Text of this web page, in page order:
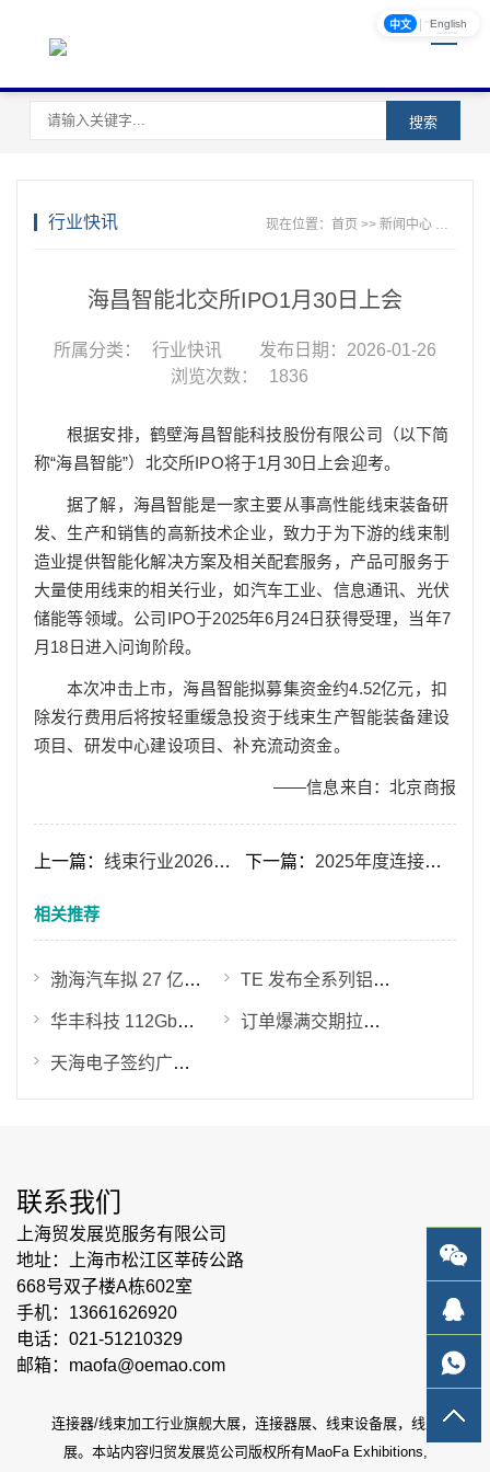
中文 | English
搜索
行业快讯 现在位置：首页 >>新闻中心
海昌智能北交所IPO1月30日上会
所属分类： 行业快讯
发布日期：2026-01-26
浏览次数：
1836
根据安排，鹤壁海昌智能科技股份有限公司（以下简
称“海昌智能”）北交所IPO将于1月30日上会迎考。
据了解，海昌智能是一家主要从事高性能线束装备研
发、生产和销售的高新技术企业，致力于为下游的线束制
造业提供智能化解决方案及相关配套服务，产品可服务于
大量使用线束的相关行业，如汽车工业、信息通讯、光伏
储能等领域。公司IPO于2025年6月24日获得受理，当年7
月18日进入问询阶段。
本次冲击上市，海昌智能拟募集资金约4.52亿元，扣
除发行费用后将按轻重缓急投资于线束生产智能装备建设
项目、研发中心建设项目、补充流动资金。
——信息来自：北京商报
上一篇： 线束行业2026年迎双重风口：从“工业脉络”到高增长核心赛道 下一篇： 2025年度连接器行业关键事件全景梳理
相关推荐
渤海汽车拟 27 亿元收购莱尼线束等核心股权 加码新能源线束与零部件一体化布局 TE 发布全系列铝代铜高压连接器 加速 800V 轻量化规模化落地
华丰科技 112Gbps 高速连接器实现量产交付 224Gbps 产品验证提速 订单爆满交期拉长！800V 高压线束迎来行业紧缺潮，ICH 深圳展助力产业链破局
天海电子签约广州花都汽车连接器生产基地 华南一体化制造布局落地
联系我们
上海贸发展览服务有限公司
地址：上海市松江区莘砖公路
668号双子楼A栋602室
手机：13661626920
电话：021-51210329
邮箱：maofa@oemao.com
连接器/线束加工行业旗舰大展，连接器展、线束设备展，线束
展。本站内容归贸发展览公司版权所有MaoFa Exhibitions,